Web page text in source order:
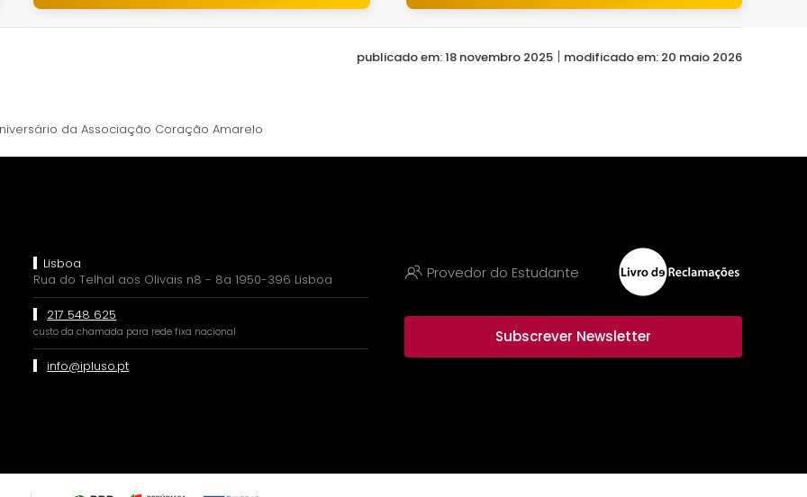
publicado em: 18 novembro 2025 | modificado em: 20 maio 2026
da Associação Coração Amarelo
Lisboa
Rua do Telhal aos Olivais n8 - 8a 1950-396 Lisboa
217 548 625
custo da chamada para rede fixa nacional
info@ipluso.pt
Provedor do Estudante
Subscrever Newsletter